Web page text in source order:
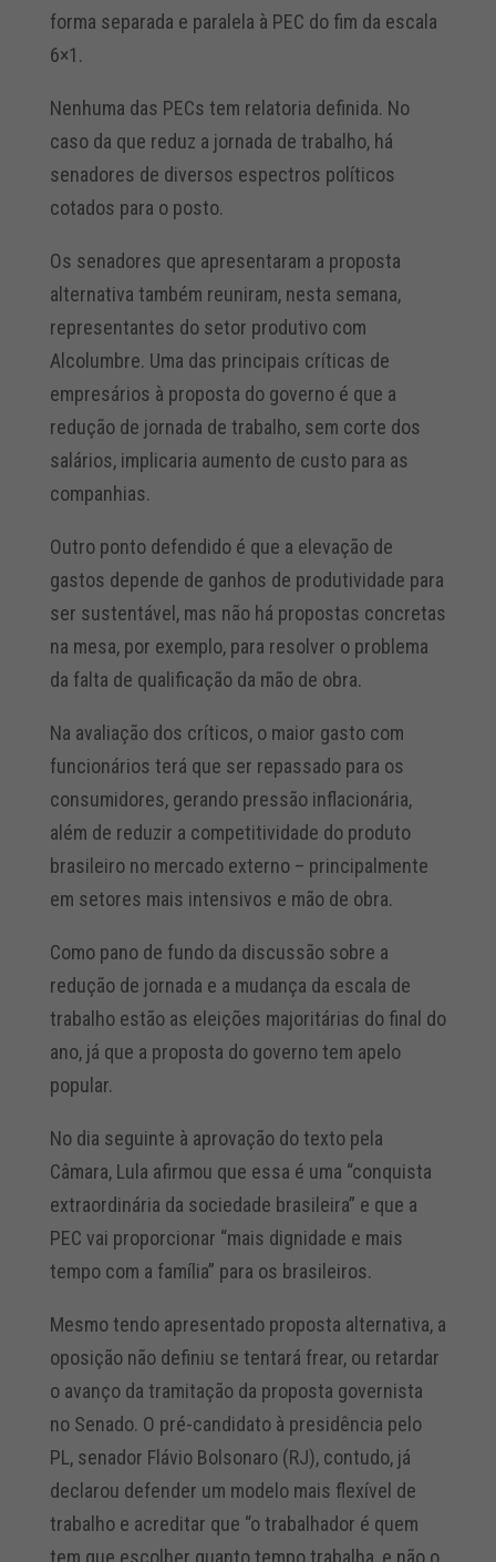
forma separada e paralela à PEC do fim da escala
6×1.
Nenhuma das PECs tem relatoria definida. No
caso da que reduz a jornada de trabalho, há
senadores de diversos espectros políticos
cotados para o posto.
Os senadores que apresentaram a proposta
alternativa também reuniram, nesta semana,
representantes do setor produtivo com
Alcolumbre. Uma das principais críticas de
empresários à proposta do governo é que a
redução de jornada de trabalho, sem corte dos
salários, implicaria aumento de custo para as
companhias.
Outro ponto defendido é que a elevação de
gastos depende de ganhos de produtividade para
ser sustentável, mas não há propostas concretas
na mesa, por exemplo, para resolver o problema
da falta de qualificação da mão de obra.
Na avaliação dos críticos, o maior gasto com
funcionários terá que ser repassado para os
consumidores, gerando pressão inflacionária,
além de reduzir a competitividade do produto
brasileiro no mercado externo – principalmente
em setores mais intensivos e mão de obra.
Como pano de fundo da discussão sobre a
redução de jornada e a mudança da escala de
trabalho estão as eleições majoritárias do final do
ano, já que a proposta do governo tem apelo
popular.
No dia seguinte à aprovação do texto pela
Câmara, Lula afirmou que essa é uma “conquista
extraordinária da sociedade brasileira” e que a
PEC vai proporcionar “mais dignidade e mais
tempo com a família” para os brasileiros.
Mesmo tendo apresentado proposta alternativa, a
oposição não definiu se tentará frear, ou retardar
o avanço da tramitação da proposta governista
no Senado. O pré-candidato à presidência pelo
PL, senador Flávio Bolsonaro (RJ), contudo, já
declarou defender um modelo mais flexível de
trabalho e acreditar que “o trabalhador é quem
tem que escolher quanto tempo trabalha, e não o